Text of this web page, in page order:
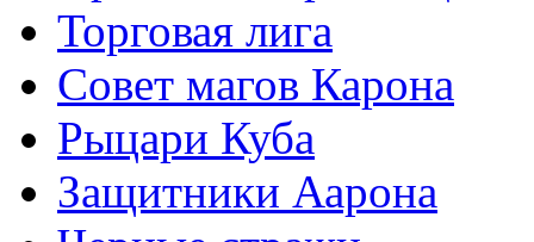
Торговая лига
Совет магов Карона
Рыцари Куба
Защитники Аарона